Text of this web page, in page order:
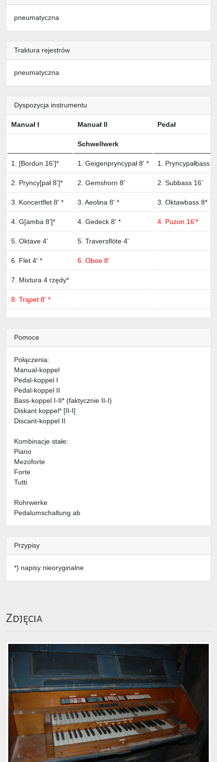
pneumatyczna
Traktura rejestrów
pneumatyczna
Dyspozycja instrumentu
Manuał I Manuał II Pedał
Schwellwerk
1. [Bordun 16']* 1. Geigenpryncypał 8' * 1. Pryncypałbass
2. Pryncy[pał 8']* 2. Gemshorn 8' 2. Subbass 16'
3. Koncertflet 8' * 3. Aeolina 8' * 3. Oktawbass 8*
4. G[amba 8']* 4. Gedeck 8' * 4. Puzon 16'*
5. Oktave 4' 5. Traversflöte 4'
6. Flet 4' * 6. Oboe 8'
7. Mixtura 4 rzędy*
8. Trąpet 8' *
Pomoce
Połączenia:
Manual-koppel
Pedal-koppel I
Pedal-koppel II
Bass-koppel I-II* (faktycznie II-I)
Diskant koppel* [II-I]
Discant-koppel II
Kombinacje stałe:
Piano
Mezoforte
Forte
Tutti
Rohrwerke
Pedalumschaltung ab
Przypisy
*) napisy nieoryginalne
Zdjęcia